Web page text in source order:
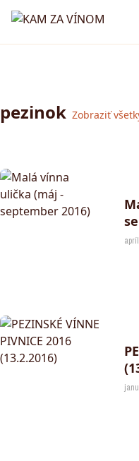
pezinok Zobraziť